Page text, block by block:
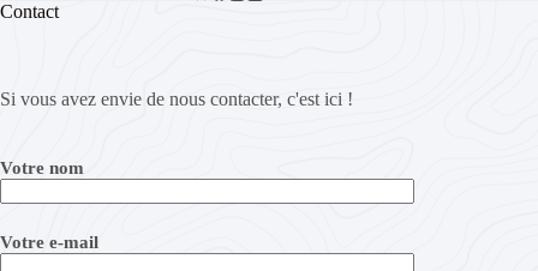
Contact
Si vous avez envie de nous contacter, c'est ici !
Votre nom
Votre e-mail